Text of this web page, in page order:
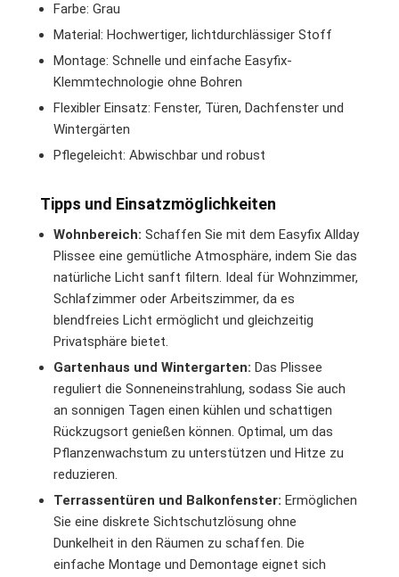
Farbe: Grau
Material: Hochwertiger, lichtdurchlässiger Stoff
Montage: Schnelle und einfache Easyfix-
Klemmtechnologie ohne Bohren
Flexibler Einsatz: Fenster, Türen, Dachfenster und
Wintergärten
Pflegeleicht: Abwischbar und robust
Tipps und Einsatzmöglichkeiten
Wohnbereich: Schaffen Sie mit dem Easyfix Allday
Plissee eine gemütliche Atmosphäre, indem Sie das
natürliche Licht sanft filtern. Ideal für Wohnzimmer,
Schlafzimmer oder Arbeitszimmer, da es
blendfreies Licht ermöglicht und gleichzeitig
Privatsphäre bietet.
Gartenhaus und Wintergarten: Das Plissee
reguliert die Sonneneinstrahlung, sodass Sie auch
an sonnigen Tagen einen kühlen und schattigen
Rückzugsort genießen können. Optimal, um das
Pflanzenwachstum zu unterstützen und Hitze zu
reduzieren.
Terrassentüren und Balkonfenster: Ermöglichen
Sie eine diskrete Sichtschutzlösung ohne
Dunkelheit in den Räumen zu schaffen. Die
einfache Montage und Demontage eignet sich